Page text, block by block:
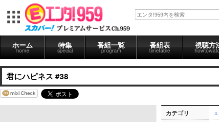
ホーム
home
特集
special
番組一覧
program
番組表
timetable
視聴方
君にハピネス #38
カテゴリ